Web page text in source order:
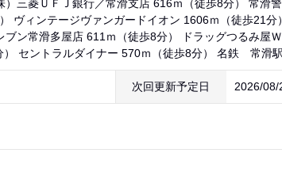
）三菱ＵＦＪ銀行／常滑支店 616ｍ（徒歩8分） 常滑
ヴィンテージヴァンガードイオン 1606ｍ（徒歩21
ブン常滑多屋店 611ｍ（徒歩8分） ドラッグつるみ屋
セントラルダイナー 570ｍ（徒歩8分） 名鉄 常滑駅
次回更新予定日 2026/08/